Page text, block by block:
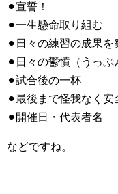
⚫︎宣誓！
⚫︎一生懸命取り組む
⚫︎日々の練習の成果
⚫︎日々の鬱憤（うっ
⚫︎試合後の一杯
⚫︎最後まで怪我なく
⚫︎開催日・代表者名
などですね。